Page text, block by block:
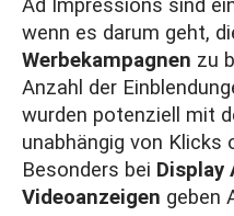
Ad Impressions sind
wenn es darum geht,
Werbekampagnen zu
Anzahl der
wurden potenziell mit
unabhängig von Klicks
Besonders bei Display
Videoanzeigen geben